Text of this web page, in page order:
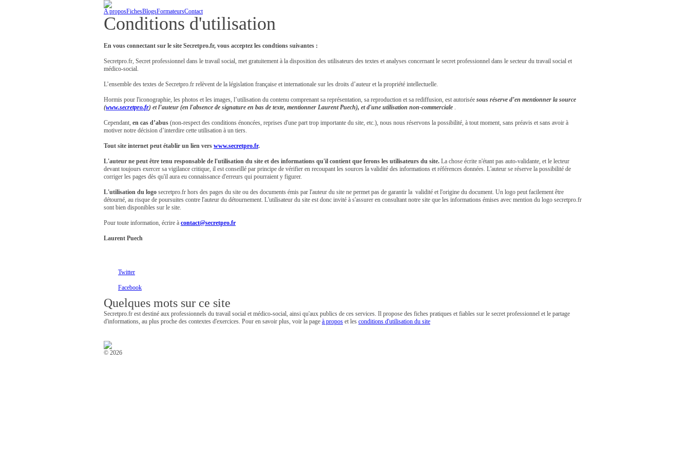
A proposFichesBlogsFormateursContact
Conditions d'utilisation
En vous connectant sur le site Secretpro.fr, vous acceptez les condtions suivantes :
Secretpro.fr, Secret professionnel dans le travail social, met gratuitement à la disposition des utilisateurs des textes et analyses concernant le secret professionnel dans le secteur du travail social et
médico-social.
L’ensemble des textes de Secretpro.fr relèvent de la législation française et internationale sur les droits d’auteur et la propriété intellectuelle.
Hormis pour l'iconographie, les photos et les images, l’utilisation du contenu comprenant sa représentation, sa reproduction et sa rediffusion, est autorisée sous réserve d’en mentionner la source
(www.secretpro.fr) et l’auteur (en l'absence de signature en bas de texte, mentionner Laurent Puech), etd'une utilisation non-commerciale .
Cependant, en cas d’abus (non-respect des conditions énoncées, reprises d'une part trop importante du site, etc.), nous nous réservons la possibilité, à tout moment, sans préavis et sans avoir à
motiver notre décision d’interdire cette utilisation à un tiers.
Tout site internet peut établir un lien vers www.secretpro.fr.
L'auteur ne peut être tenu responsable de l'utilisation du site et des informations qu'il contient que ferons les utilisateurs du site. La chose écrite n'étant pas auto-validante, et le lecteur
devant toujours exercer sa vigilance critique, il est conseillé par principe de vérifier en recoupant les sources la validité des informations et références données. L'auteur se réserve la possibilité de
corriger les pages dès qu'il aura eu connaissance d'erreurs qui pourraient y figurer.
L'utilisation du logo secretpro.fr hors des pages du site ou des documents émis par l'auteur du site ne permet pas de garantir la validité et l'origine du document. Un logo peut facilement être
détourné, au risque de poursuites contre l'auteur du détournement. L'utilisateur du site est donc invité à s'assurer en consultant notre site que les informations émises avec mention du logo secretpro.fr
sont bien disponibles sur le site.
Pour toute information, écrire à contact@secretpro.fr
Laurent Puech
Twitter
Facebook
Quelques mots sur ce site
Secretpro.fr est destiné aux professionnels du travail social et médico-social, ainsi qu'aux publics de ces services. Il propose des fiches pratiques et fiables sur le secret professionnel et le partage
d'informations, au plus proche des contextes d'exercices. Pour en savoir plus, voir la page à propos et les conditions d'utilisation du site
© 2026